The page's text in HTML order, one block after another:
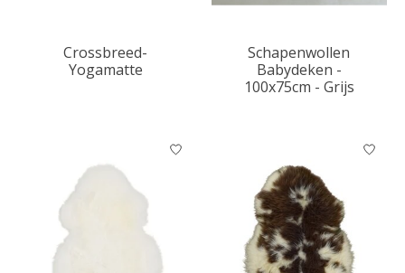
Crossbreed-
Yogamatte
Schapenwollen
Babydeken -
100x75cm - Grijs